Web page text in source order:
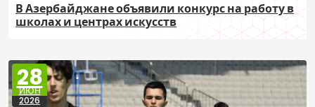
В Азербайджане объявили конкурс на работу в
школах и центрах искусств
28
ИЮН
2026